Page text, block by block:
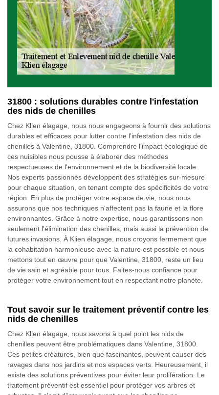
31800 : solutions durables contre l'infestation
des nids de chenilles
Chez Klien élagage, nous nous engageons à fournir des solutions
durables et efficaces pour lutter contre l'infestation des nids de
chenilles à Valentine, 31800. Comprendre l'impact écologique de
ces nuisibles nous pousse à élaborer des méthodes
respectueuses de l'environnement et de la biodiversité locale.
Nos experts passionnés développent des stratégies sur-mesure
pour chaque situation, en tenant compte des spécificités de votre
région. En plus de protéger votre espace de vie, nous nous
assurons que nos techniques n'affectent pas la faune et la flore
environnantes. Grâce à notre expertise, nous garantissons non
seulement l'élimination des chenilles, mais aussi la prévention de
futures invasions. À Klien élagage, nous croyons fermement que
la cohabitation harmonieuse avec la nature est possible et nous
mettons tout en œuvre pour que Valentine, 31800, reste un lieu
de vie sain et agréable pour tous. Faites-nous confiance pour
protéger votre environnement tout en respectant notre planète.
Tout savoir sur le traitement préventif contre les
nids de chenilles
Chez Klien élagage, nous savons à quel point les nids de
chenilles peuvent être problématiques dans Valentine, 31800.
Ces petites créatures, bien que fascinantes, peuvent causer des
ravages dans nos jardins et nos espaces verts. Heureusement, il
existe des solutions préventives pour éviter leur prolifération. Le
traitement préventif est essentiel pour protéger vos arbres et